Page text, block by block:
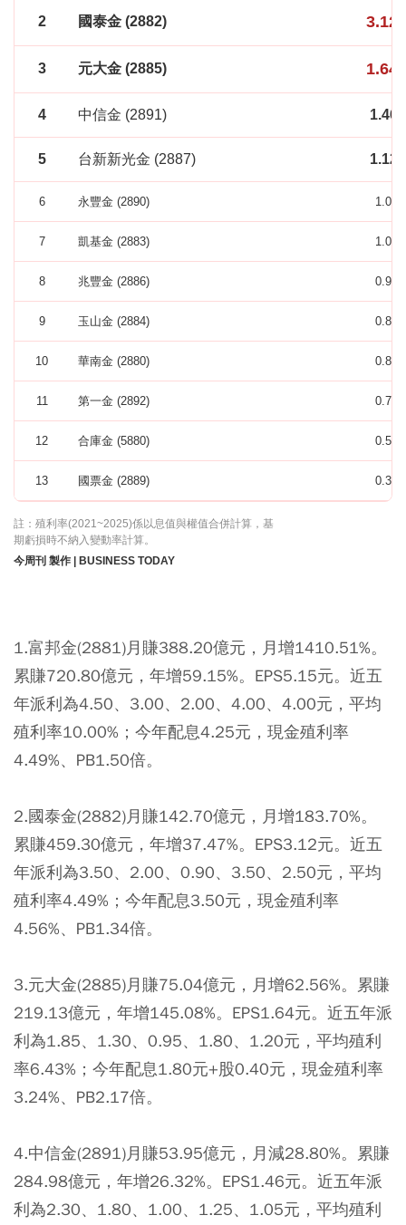
2 國泰金 (2882) 3.12
3 元大金 (2885) 1.64
4 中信金 (2891) 1.46
5 台新新光金 (2887) 1.12
6 永豐金 (2890) 1.09
7 凱基金 (2883) 1.04
8 兆豐金 (2886) 0.96
9 玉山金 (2884) 0.88
10 華南金 (2880) 0.80
11 第一金 (2892) 0.79
12 合庫金 (5880) 0.51
13 國票金 (2889) 0.39
註：殖利率(2021~2025)係以息值與權值合併計算，基
期虧損時不納入變動率計算。
今周刊 製作 | BUSINESS TODAY
1.富邦金(2881)月賺388.20億元，月增1410.51%。
累賺720.80億元，年增59.15%。EPS5.15元。近五
年派利為4.50、3.00、2.00、4.00、4.00元，平均
殖利率10.00%；今年配息4.25元，現金殖利率
4.49%、PB1.50倍。
2.國泰金(2882)月賺142.70億元，月增183.70%。
累賺459.30億元，年增37.47%。EPS3.12元。近五
年派利為3.50、2.00、0.90、3.50、2.50元，平均
殖利率4.49%；今年配息3.50元，現金殖利率
4.56%、PB1.34倍。
3.元大金(2885)月賺75.04億元，月增62.56%。累賺
219.13億元，年增145.08%。EPS1.64元。近五年派
利為1.85、1.30、0.95、1.80、1.20元，平均殖利
率6.43%；今年配息1.80元+股0.40元，現金殖利率
3.24%、PB2.17倍。
4.中信金(2891)月賺53.95億元，月減28.80%。累賺
284.98億元，年增26.32%。EPS1.46元。近五年派
利為2.30、1.80、1.00、1.25、1.05元，平均殖利